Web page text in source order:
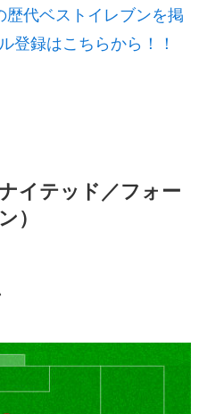
代ベストイレブンを掲
登録はこちらから！！
イテッド／フォー
）